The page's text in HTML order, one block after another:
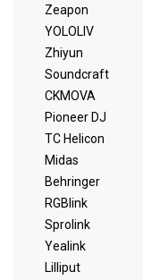
Zeapon
YOLOLIV
Zhiyun
Soundcraft
CKMOVA
Pioneer DJ
TC Helicon
Midas
Behringer
RGBlink
Sprolink
Yealink
Lilliput